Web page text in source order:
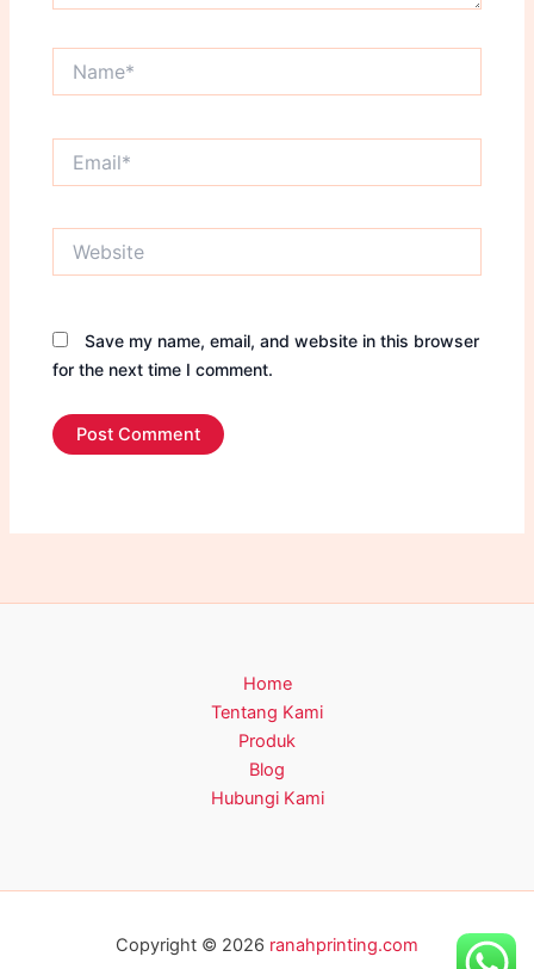
Save my name, email, and website in this browser
for the next time I comment.
Home
Tentang Kami
Produk
Blog
Hubungi Kami
Copyright © 2026 ranahprinting.com